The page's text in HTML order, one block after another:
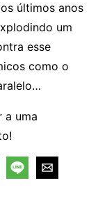
últimos anos
um
esse
como o
a uma